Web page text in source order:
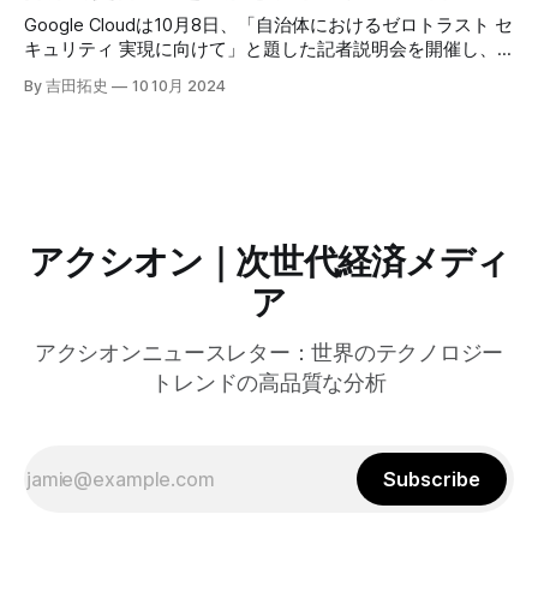
けるGPUの経済性、セキュリティへの取り組みなど、Fastly
のAI戦略について語った。
Google Cloudは10月8日、「自治体におけるゼロトラスト セ
キュリティ 実現に向けて」と題した記者説明会を開催し、
自治体向けにゼロトラストセキュリティ導入を支援するプロ
グラムを発表した。宮崎市の事例では、Google Workspace
By 吉田拓史 10 10月 2024
アクシオン｜次世代経済メディ
ア
アクシオンニュースレター：世界のテクノロジー
トレンドの高品質な分析
Subscribe